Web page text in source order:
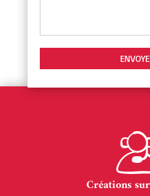
Créations